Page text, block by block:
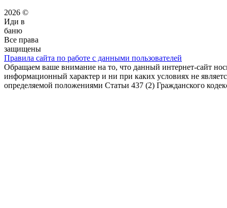
2026 ©
Иди в
баню
Все права
защищены
Правила сайта по работе с данными пользователей
Обращаем ваше внимание на то, что данный интернет-сайт
информационный характер и ни при каких условиях не
определяемой положениями Статьи 437 (2) Гражданского